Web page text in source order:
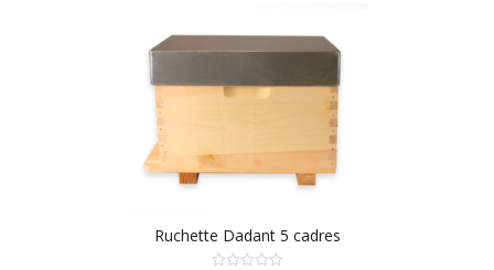
Ruchette Dadant 5 cadres